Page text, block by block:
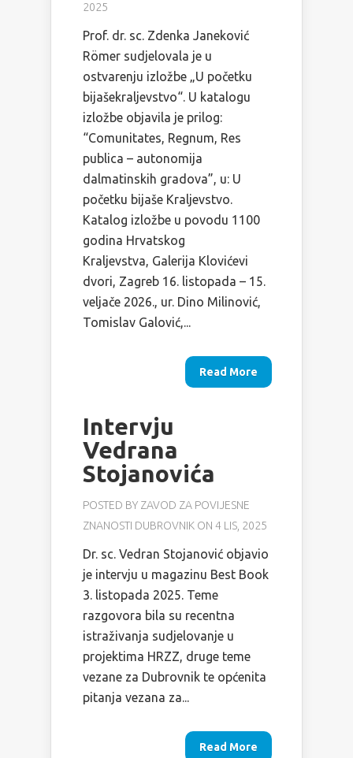
2025
Prof. dr. sc. Zdenka Janeković
Römer sudjelovala je u
ostvarenju izložbe „U početku
bijašekraljevstvo“. U katalogu
izložbe objavila je prilog:
“Comunitates, Regnum, Res
publica – autonomija
dalmatinskih gradova”, u: U
početku bijaše Kraljevstvo.
Katalog izložbe u povodu 1100
godina Hrvatskog
Kraljevstva, Galerija Klovićevi
dvori, Zagreb 16. listopada – 15.
veljače 2026., ur. Dino Milinović,
Tomislav Galović,...
Read More
Intervju
Vedrana
Stojanovića
POSTED BY ZAVOD ZA POVIJESNE
ZNANOSTI DUBROVNIK ON 4 LIS, 2025
Dr. sc. Vedran Stojanović objavio
je intervju u magazinu Best Book
3. listopada 2025. Teme
razgovora bila su recentna
istraživanja sudjelovanje u
projektima HRZZ, druge teme
vezane za Dubrovnik te općenita
pitanja vezana za...
Read More